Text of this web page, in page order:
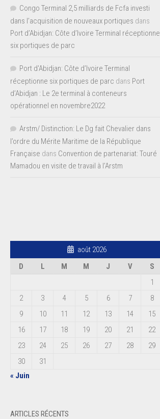
Congo Terminal 2,5 milliards de Fcfa investi
dans l’acquisition de nouveaux portiques dans
Port d’Abidjan: Côte d’Ivoire Terminal réceptionne
six portiques de parc
Port d'Abidjan: Côte d’Ivoire Terminal
réceptionne six portiques de parc dans Port
d’Abidjan : Le 2e terminal à conteneurs
opérationnel en novembre2022
Arstm/ Distinction: Le Dg fait Chevalier dans
l’ordre du Mérite Maritime de la République
Française dans Convention de partenariat: Touré
Mamadou en visite de travail à l’Arstm
août 2026
D
L M M J V
S
1
2
3 4 5 6 7
8
9
10 11 12 13 14
15
16
17 18 19 20 21
22
23
24 25 26 27 28
29
30
31
« Juin
ARTICLES RÉCENTS